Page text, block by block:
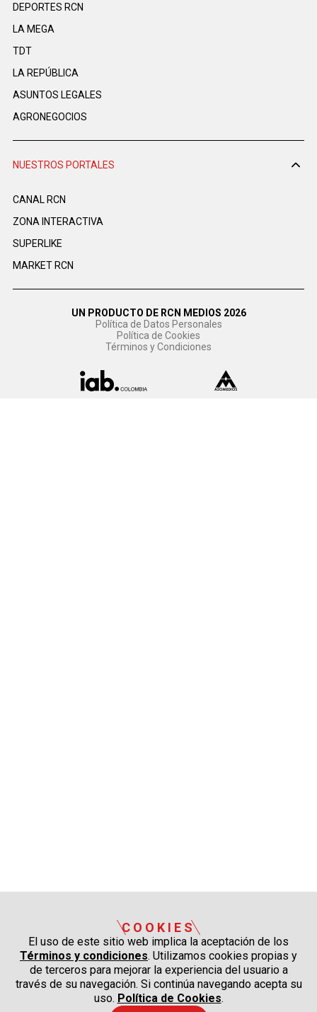
DEPORTES RCN
LA MEGA
TDT
LA REPÚBLICA
ASUNTOS LEGALES
AGRONEGOCIOS
NUESTROS PORTALES
CANAL RCN
ZONA INTERACTIVA
SUPERLIKE
MARKET RCN
UN PRODUCTO DE RCN MEDIOS 2026
Política de Datos Personales
Política de Cookies
Términos y Condiciones
COOKIES
El uso de este sitio web implica la aceptación de los
Términos y condiciones. Utilizamos cookies propias y
de terceros para mejorar la experiencia del usuario a
través de su navegación. Si continúa navegando acepta su
uso. Política de Cookies.